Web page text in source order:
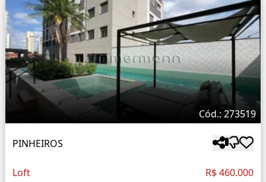
Cód.: 273519
PINHEIROS
Loft R$ 460.000